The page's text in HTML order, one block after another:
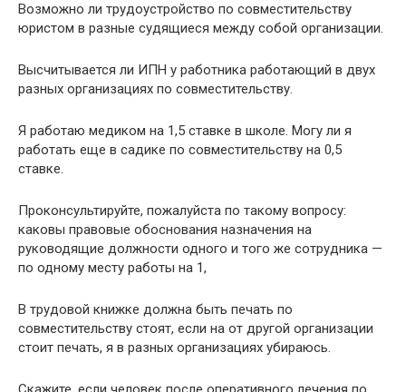
Возможно ли трудоустройство по совместительству
юристом в разные судящиеся между собой организации.
Высчитывается ли ИПН у работника работающий в двух
разных организациях по совместительству.
Я работаю медиком на 1,5 ставке в школе. Могу ли я
работать еще в садике по совместительству на 0,5
ставке.
Проконсультируйте, пожалуйста по такому вопросу:
каковы правовые обоснования назначения на
руководящие должности одного и того же сотрудника —
по одному месту работы на 1,
В трудовой книжке должна быть печать по
совместительству стоят, если на от другой организации
стоит печать, я в разных организациях убираюсь.